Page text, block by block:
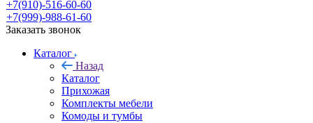
+7(910)-516-60-60
+7(999)-988-61-60
Заказать звонок
Каталог
Назад
Каталог
Прихожая
Комплекты мебели
Комоды и тумбы